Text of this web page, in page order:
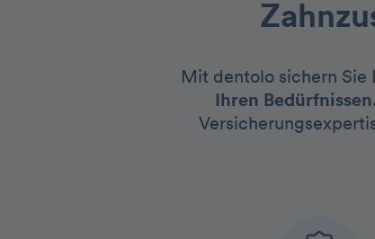
Mit dentolo sichern Sie
Ihren